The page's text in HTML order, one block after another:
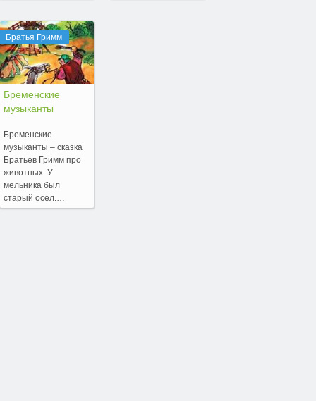
Братья Гримм
Бременские
музыканты
Бременские
музыканты – сказка
Братьев Гримм про
животных. У
мельника был
старый осел.…